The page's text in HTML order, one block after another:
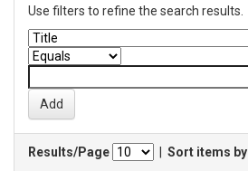
Use filters to refine the search results.
Results/Page
Sort items by